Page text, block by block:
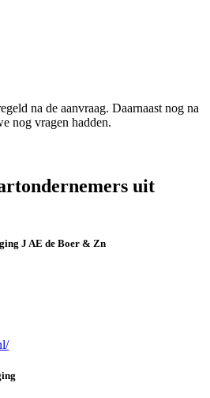
na de aanvraag. Daarnaast nog na
nog vragen hadden.
uit
J AE de Boer & Zn